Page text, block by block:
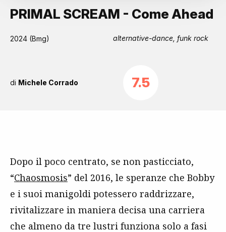
PRIMAL SCREAM - Come Ahead
2024 (Bmg) alternative-dance, funk rock
di Michele Corrado 7.5
Dopo il poco centrato, se non pasticciato,
“Chaosmosis” del 2016, le speranze che Bobby
e i suoi manigoldi potessero raddrizzare,
rivitalizzare in maniera decisa una carriera
che almeno da tre lustri funziona solo a fasi